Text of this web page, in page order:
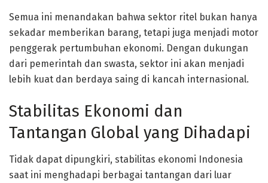
Semua ini menandakan bahwa sektor ritel bukan hanya
sekadar memberikan barang, tetapi juga menjadi motor
penggerak pertumbuhan ekonomi. Dengan dukungan
dari pemerintah dan swasta, sektor ini akan menjadi
lebih kuat dan berdaya saing di kancah internasional.
Stabilitas Ekonomi dan
Tantangan Global yang Dihadapi
Tidak dapat dipungkiri, stabilitas ekonomi Indonesia
saat ini menghadapi berbagai tantangan dari luar